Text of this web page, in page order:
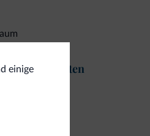
und Aktivitäten
einige